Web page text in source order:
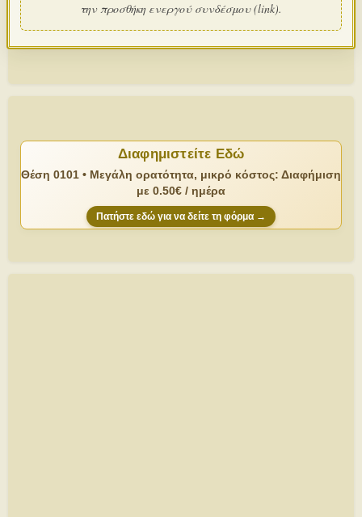
την προσθήκη ενεργού συνδέσμου (link).
Διαφημιστείτε Εδώ
Θέση 0101 • Μεγάλη ορατότητα, μικρό κόστος: Διαφήμιση
με 0.50€ / ημέρα
Πατήστε εδώ για να δείτε τη φόρμα →